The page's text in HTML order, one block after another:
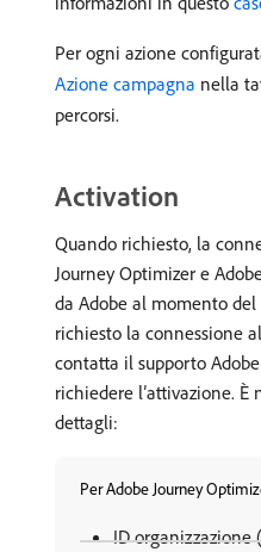
Per ogni azione
Azione campagna nella
percorsi.
Activation
Quando richiesto, la
Journey Optimizer e
da Adobe al momento
richiesto la connessione
contatta il supporto
richiedere l’attivazione.
dettagli:
Per Adobe Journey
ID organizzazione